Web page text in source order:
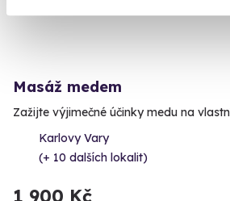
Masáž medem
Zažijte výjimečné účinky medu na
Karlovy Vary
(+ 10 dalších lokalit)
1 900 Kč